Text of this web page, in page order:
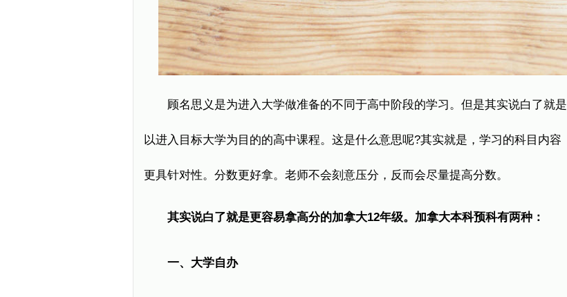
顾名思义是为进入大学做准备的不同于高中阶段的学习。但是其实说白了就是
以进入目标大学为目的的高中课程。这是什么意思呢?其实就是，学习的科目内容
更具针对性。分数更好拿。老师不会刻意压分，反而会尽量提高分数。
其实说白了就是更容易拿高分的加拿大12年级。加拿大本科预科有两种：
一、大学自办